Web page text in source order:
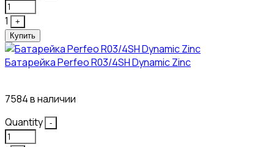
1
+
Купить
Батарейка Perfeo R03/4SH Dynamic Zinc
7584 в наличии
Quantity
-